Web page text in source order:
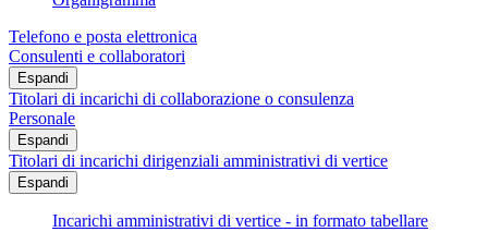
Telefono e posta elettronica
Consulenti e collaboratori
Espandi
Titolari di incarichi di collaborazione o consulenza
Personale
Espandi
Titolari di incarichi dirigenziali amministrativi di vertice
Espandi
Incarichi amministrativi di vertice - in formato tabellare